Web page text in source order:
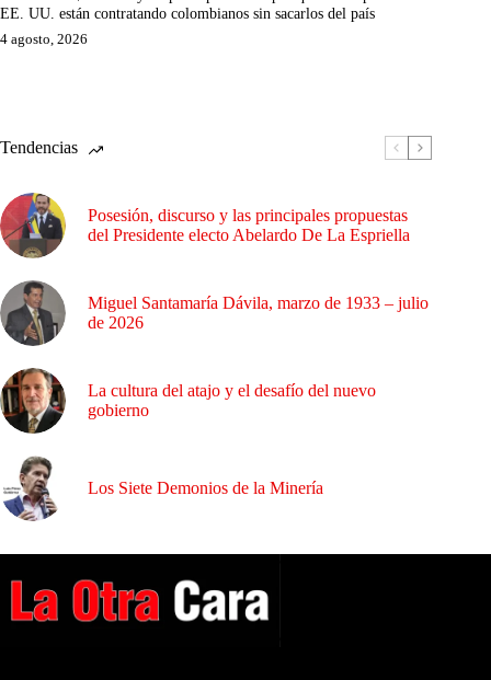
EE. UU. están contratando colombianos sin sacarlos del país
4 agosto, 2026
Tendencias
Posesión, discurso y las principales propuestas
del Presidente electo Abelardo De La Espriella
Miguel Santamaría Dávila, marzo de 1933 – julio
de 2026
La cultura del atajo y el desafío del nuevo
gobierno
Los Siete Demonios de la Minería